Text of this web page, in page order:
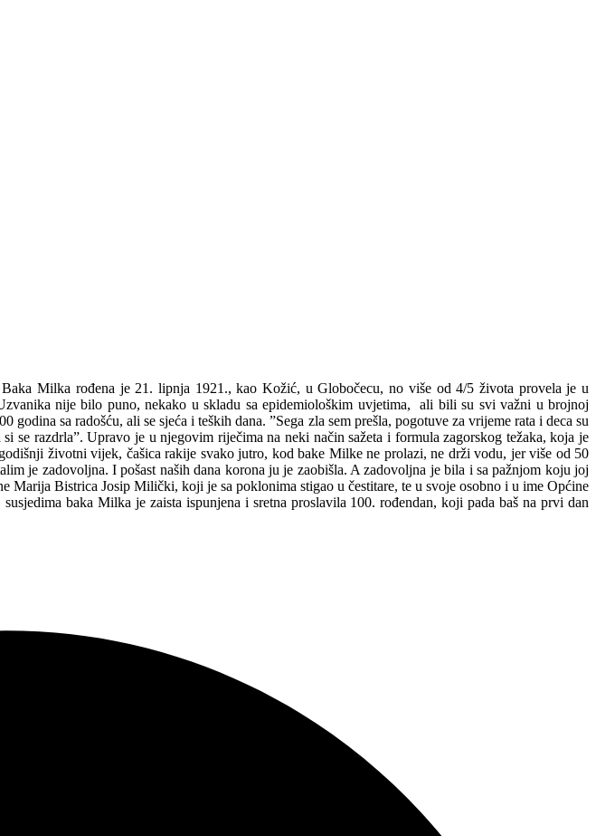
Milka rođena je 21. lipnja 1921., kao Kožić, u Globočecu, no više od 4/5 života provela je u
nije bilo puno, nekako u skladu sa epidemiološkim uvjetima, ali bili su svi važni u brojnoj
sa radošću, ali se sjeća i teških dana. ”Sega zla sem prešla, pogotuve za vrijeme rata i deca su
se razdrla”. Upravo je u njegovim riječima na neki način sažeta i formula zagorskog težaka, koja je
životni vijek, čašica rakije svako jutro, kod bake Milke ne prolazi, ne drži vodu, jer više od 50
je zadovoljna. I pošast naših dana korona ju je zaobišla. A zadovoljna je bila i sa pažnjom koju joj
Bistrica Josip Milički, koji je sa poklonima stigao u čestitare, te u svoje osobno i u ime Općine
baka Milka je zaista ispunjena i sretna proslavila 100. rođendan, koji pada baš na prvi dan